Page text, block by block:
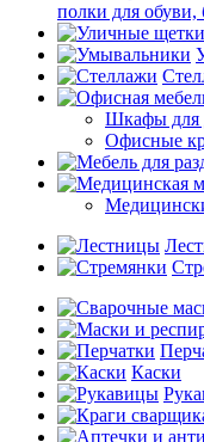
полки для обуви,
Шкафы для
Офисные
Каски